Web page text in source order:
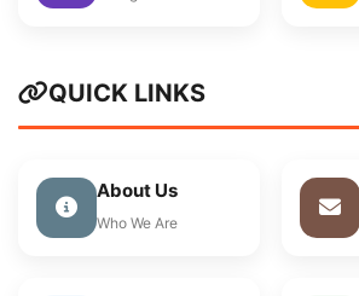
QUICK LINKS
About Us
Who We Are